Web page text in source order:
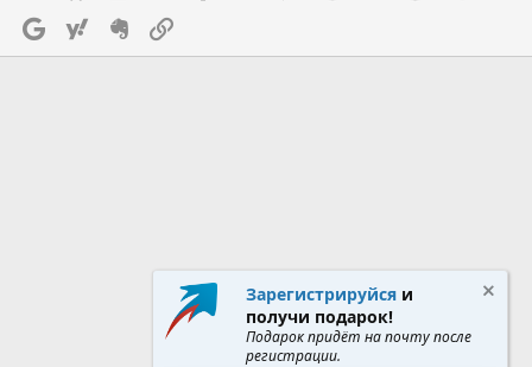
Google Yahoo Evernote
Зарегистрируйся и
получи подарок!
Подарок придёт на почту после
регистрации.